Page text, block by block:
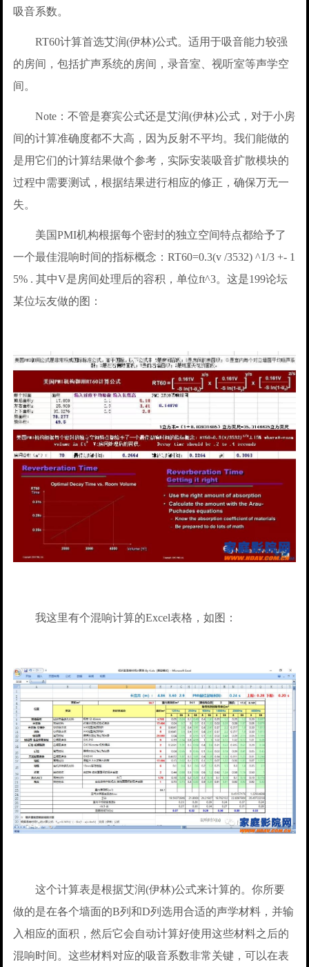
吸音系数。
RT60计算首选艾润(伊林)公式。适用于吸音能力较强
的房间，包括扩声系统的房间，录音室、视听室等声学空
间。
Note：不管是赛宾公式还是艾润(伊林)公式，对于小房
间的计算准确度都不大高，因为反射不平均。我们能做的
是用它们的计算结果做个参考，实际安装吸音扩散模块的
过程中需要测试，根据结果进行相应的修正，确保万无一
失。
美国PMI机构根据每个密封的独立空间特点都给予了
一个最佳混响时间的指标概念：RT60=0.3(v /3532) ^1/3 +- 1
5% . 其中V是房间处理后的容积，单位ft^3。这是199论坛
某位坛友做的图：
我这里有个混响计算的Excel表格，如图：
这个计算表是根据艾润(伊林)公式来计算的。你所要
做的是在各个墙面的B列和D列选用合适的声学材料，并输
入相应的面积，然后它会自动计算好使用这些材料之后的
混响时间。这些材料对应的吸音系数非常关键，可以在表